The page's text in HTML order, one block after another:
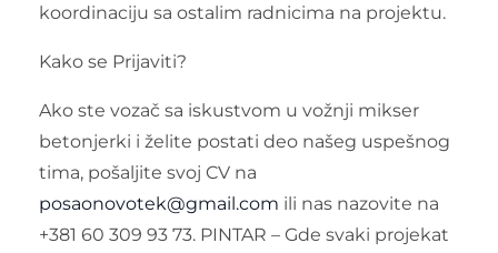
koordinaciju sa ostalim radnicima na projektu.
Kako se Prijaviti?
Ako ste vozač sa iskustvom u vožnji mikser
betonjerki i želite postati deo našeg uspešnog
tima, pošaljite svoj CV na
posaonovotek@gmail.com ili nas nazovite na
+381 60 309 93 73. PINTAR – Gde svaki projekat